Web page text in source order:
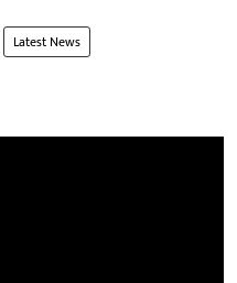
Latest News